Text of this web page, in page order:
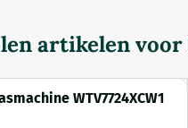
artikelen voor
WTV7724XCW1